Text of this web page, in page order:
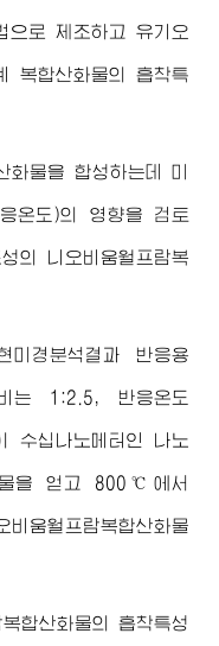
으로 제조하고 유기오
복합산화물의 흡착특
화물을 합성하는데 미
온도)의 영향을 검토
의 니오비움월프람복
미경분석결과 반응용
는 1:2.5, 반응온도
십나노메터인 나노
물을 얻고 800℃에서
월프람복합산화물
합산화물의 흡착특성